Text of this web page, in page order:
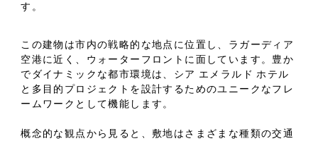
す。
この建物は市内の戦略的な地点に位置し、ラガーディア
空港に近く、ウォーターフロントに面しています。豊か
でダイナミックな都市環境は、シア エメラルド ホテル
と多目的プロジェクトを設計するためのユニークなフレ
ームワークとして機能します。
概念的な観点から見ると、敷地はさまざまな種類の交通